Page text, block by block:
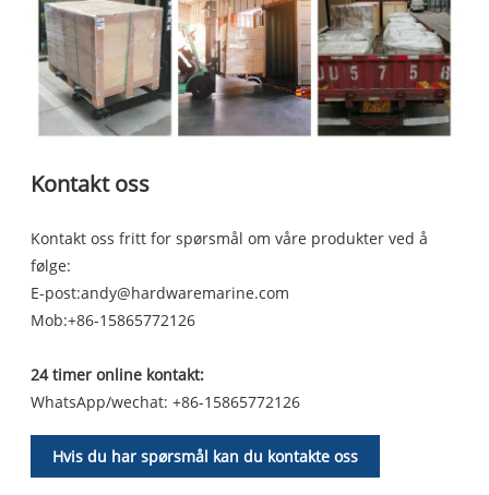
Kontakt oss
Kontakt oss fritt for spørsmål om våre produkter ved å
følge:
E-post:andy@hardwaremarine.com
Mob:+86-15865772126
24 timer online kontakt:
WhatsApp/wechat: +86-15865772126
Hvis du har spørsmål kan du kontakte oss